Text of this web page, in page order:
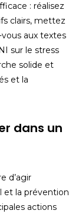
: réalisez
clairs, mettez
aux textes
sur le stress
solide et
et la
dans un
d’agir
et la prévention
actions